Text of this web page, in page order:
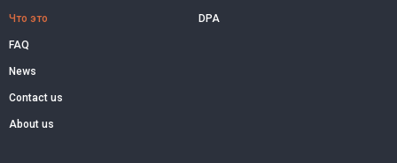
Что это
FAQ
News
Contact us
About us
DPA